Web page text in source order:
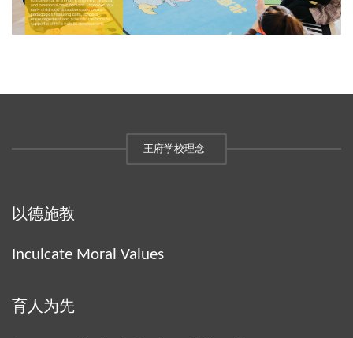
王府学校理念
以德施教
Inculcate Moral Values
育人为先